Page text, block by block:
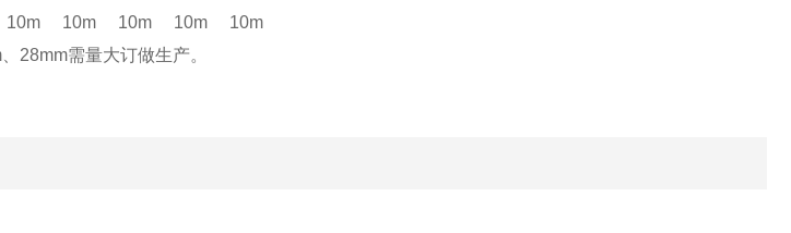
10m 10m 10m 10m
28mm需量大订做生产。